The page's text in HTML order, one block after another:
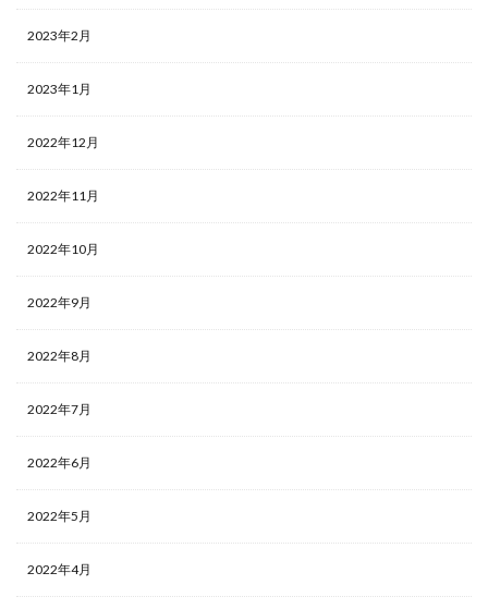
2023年2月
2023年1月
2022年12月
2022年11月
2022年10月
2022年9月
2022年8月
2022年7月
2022年6月
2022年5月
2022年4月